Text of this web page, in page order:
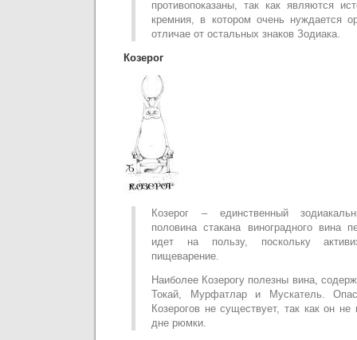
противопоказаны, так как являются
кремния, в котором очень нуждается
отличае от остальных знаков Зодиака.
Козерог
Козерог – единственный
половина стакана виноградного вина
идет на пользу, поскольку
пищеварение.
Наиболее Козерогу полезны вина,
Токай, Мурфатлар и Мускатель.
Козерогов не существует, так как он не
дне рюмки.